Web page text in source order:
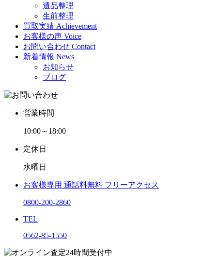
遺品整理
生前整理
買取実績 Achievement
お客様の声 Voice
お問い合わせ Contact
新着情報 News
お知らせ
ブログ
営業時間
10:00～18:00
定休日
水曜日
お客様専用 通話料無料 フリーアクセス
0800-200-2860
TEL
0562-85-1550